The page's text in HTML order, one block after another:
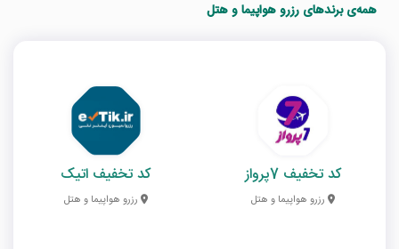
همه‌ی برندهای رزرو هواپیما و هتل
کد تخفیف 7پرواز
رزرو هواپیما و هتل
کد تخفیف اتیک
رزرو هواپیما و هتل